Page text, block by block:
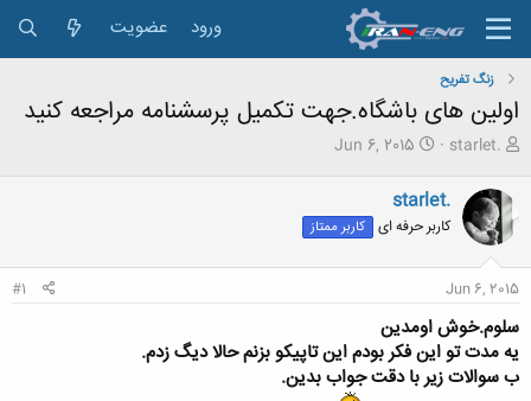
ورود عضویت
زنگ تفريح
اولین های باشگاه.جهت تکمیل پرسشنامه مراجعه کنید
ش
و
ع
ک
ن
ن
د
م
و
ض
starlet.
ت
ی
خ
ر
Jun 6, 2015
starlet.
کاربر حرفه ای کاربر ممتاز
Jun 6, 2015
#1
سلوم.خوش اومدین
یه مدت تو این فکر بودم این تاپیکو بزنم حالا دیگ زدم.
ب سوالات زیر با دقت جواب بدین.